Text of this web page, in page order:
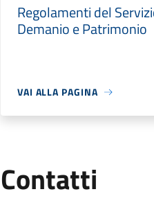
Regolamenti del
Demanio e Patrimonio
VAI ALLA PAGINA
Contatti